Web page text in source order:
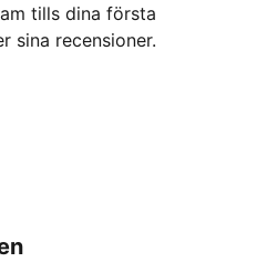
tills dina första
sina recensioner.